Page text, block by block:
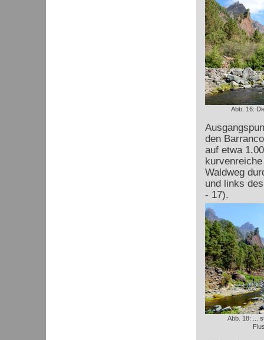
Abb. 16:
den
auf etwa
Waldweg
und links
- 17).
Abb. 18: ...